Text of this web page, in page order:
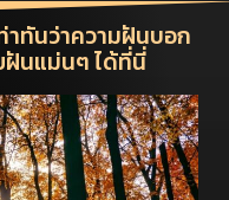
าทันว่าความฝันบอก
ฝันแม่นๆ ได้ที่นี่